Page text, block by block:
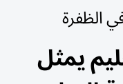
الظفرة
يمثل